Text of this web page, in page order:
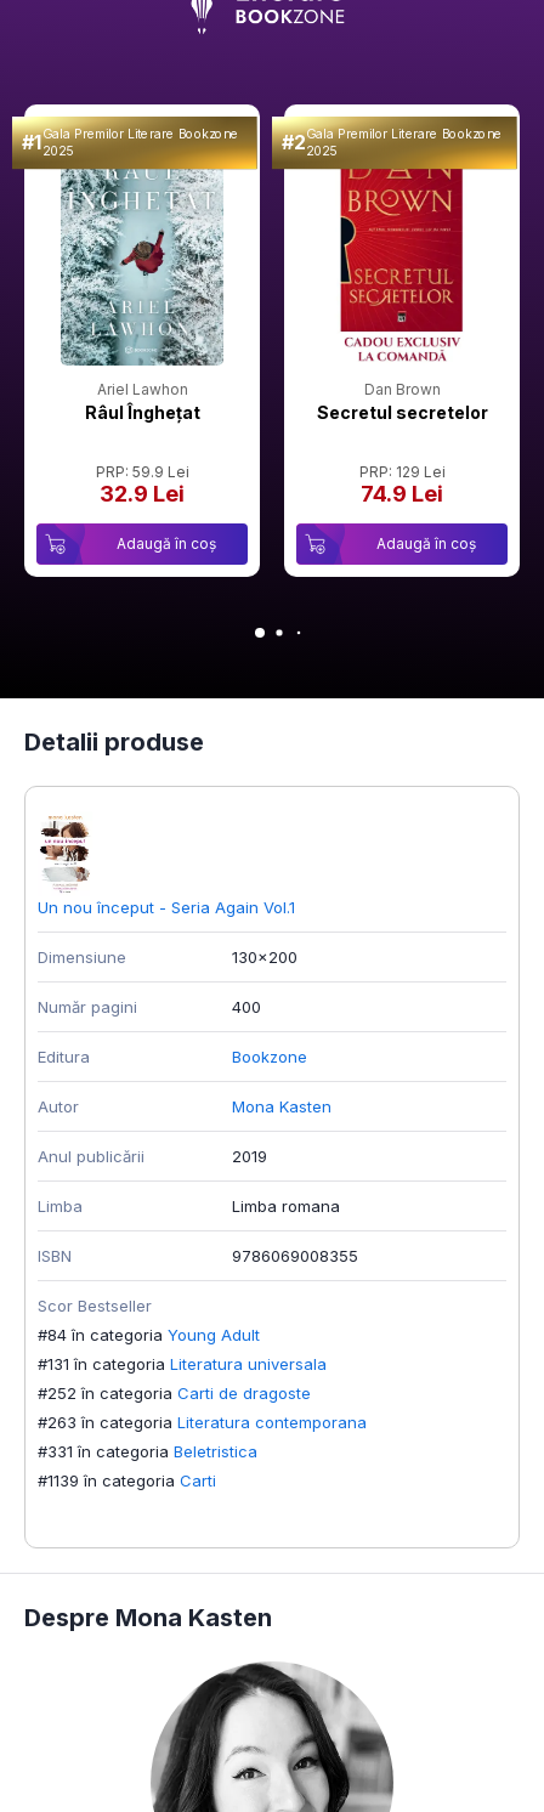
#1Gala Premilor Literare Bookzone
2025
Ariel Lawhon
Râul Înghețat
PRP: 59.9 Lei
32.9 Lei
Adaugă în coș
#2Gala Premilor Literare Bookzone
2025
Dan Brown
Secretul secretelor
PRP: 129 Lei
74.9 Lei
Adaugă în coș
Detalii produse
Un nou început - Seria Again Vol.1
Dimensiune 130x200
Număr pagini 400
Editura Bookzone
Autor Mona Kasten
Anul publicării 2019
Limba Limba romana
ISBN 9786069008355
Scor Bestseller
#84 în categoria Young Adult
#131 în categoria Literatura universala
#252 în categoria Carti de dragoste
#263 în categoria Literatura contemporana
#331 în categoria Beletristica
#1139 în categoria Carti
Despre Mona Kasten